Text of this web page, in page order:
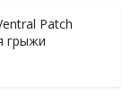
Patch
грыжи